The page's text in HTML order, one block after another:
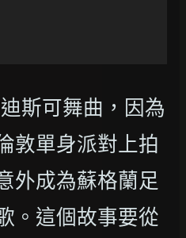
斯可舞曲，因為
敦單身派對上拍
外成為蘇格蘭足
。這個故事要從